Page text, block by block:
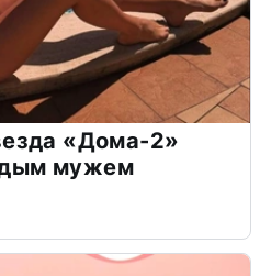
«Дома-2»
мужем